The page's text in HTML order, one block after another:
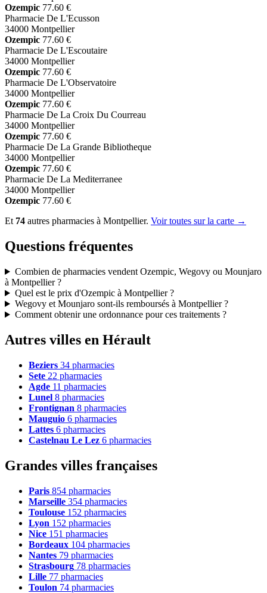
Ozempic 77.60 €
Pharmacie De L'Ecusson
34000 Montpellier
Ozempic 77.60 €
Pharmacie De L'Escoutaire
34000 Montpellier
Ozempic 77.60 €
Pharmacie De L'Observatoire
34000 Montpellier
Ozempic 77.60 €
Pharmacie De La Croix Du Courreau
34000 Montpellier
Ozempic 77.60 €
Pharmacie De La Grande Bibliotheque
34000 Montpellier
Ozempic 77.60 €
Pharmacie De La Mediterranee
34000 Montpellier
Ozempic 77.60 €
Et 74 autres pharmacies à Montpellier. Voir toutes sur la carte →
Questions fréquentes
Combien de pharmacies vendent Ozempic, Wegovy ou Mounjaro
à Montpellier ?
Quel est le prix d'Ozempic à Montpellier ?
Wegovy et Mounjaro sont-ils remboursés à Montpellier ?
Comment obtenir une ordonnance pour ces traitements ?
Autres villes en Hérault
Beziers 34 pharmacies
Sete 22 pharmacies
Agde 11 pharmacies
Lunel 8 pharmacies
Frontignan 8 pharmacies
Mauguio 6 pharmacies
Lattes 6 pharmacies
Castelnau Le Lez 6 pharmacies
Grandes villes françaises
Paris 854 pharmacies
Marseille 354 pharmacies
Toulouse 152 pharmacies
Lyon 152 pharmacies
Nice 151 pharmacies
Bordeaux 104 pharmacies
Nantes 79 pharmacies
Strasbourg 78 pharmacies
Lille 77 pharmacies
Toulon 74 pharmacies